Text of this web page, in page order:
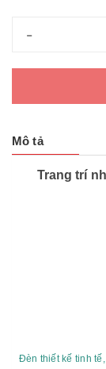
-
Mô tả
Trang trí
Đèn thiết kế tinh